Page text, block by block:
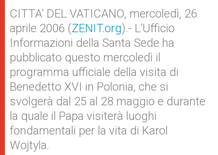
CITTA’ DEL VATICANO, mercoledì, 26
aprile 2006 (ZENIT.org).- L’Ufficio
Informazioni della Santa Sede ha
pubblicato questo mercoledì il
programma ufficiale della visita di
Benedetto XVI in Polonia, che si
svolgerà dal 25 al 28 maggio e durante
la quale il Papa visiterà luoghi
fondamentali per la vita di Karol
Wojtyla.